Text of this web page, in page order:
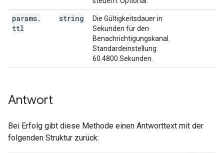
params.
ttl
string
Die Gültigkeitsdauer in
Sekunden für den
Benachrichtigungskanal.
Standardeinstellung:
60.4800 Sekunden.
Antwort
Bei Erfolg gibt diese Methode einen Antworttext mit der
folgenden Struktur zurück: